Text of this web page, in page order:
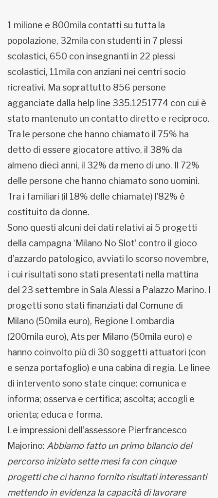
1 milione e 800mila contatti su tutta la
popolazione, 32mila con studenti in 7 plessi
scolastici, 650 con insegnanti in 22 plessi
scolastici, 11mila con anziani nei centri socio
ricreativi. Ma soprattutto 856 persone
agganciate dalla help line 335.1251774 con cui è
stato mantenuto un contatto diretto e reciproco.
Tra le persone che hanno chiamato il 75% ha
detto di essere giocatore attivo, il 38% da
almeno dieci anni, il 32% da meno di uno. Il 72%
delle persone che hanno chiamato sono uomini.
Tra i familiari (il 18% delle chiamate) l’82% è
costituito da donne.
Sono questi alcuni dei dati relativi ai 5 progetti
della campagna ‘Milano No Slot’ contro il gioco
d’azzardo patologico, avviati lo scorso novembre,
i cui risultati sono stati presentati nella mattina
del 23 settembre in Sala Alessi a Palazzo Marino. I
progetti sono stati finanziati dal Comune di
Milano (50mila euro), Regione Lombardia
(200mila euro), Ats per Milano (50mila euro) e
hanno coinvolto più di 30 soggetti attuatori (con
e senza portafoglio) e una cabina di regia. Le linee
di intervento sono state cinque: comunica e
informa; osserva e certifica; ascolta; accogli e
orienta; educa e forma.
Le impressioni dell’assessore Pierfrancesco
Majorino: Abbiamo fatto un primo bilancio del
percorso iniziato sette mesi fa con cinque
progetti che ci hanno fornito risultati interessanti
mettendo in evidenza la capacità di lavorare